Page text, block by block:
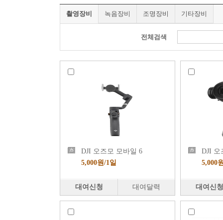
촬영장비 녹음장비 조명장비 기타장비
전체검색
DJI 오즈모 모바일 6
5,000원/1일
대여신청 대여달력
DJI 오
5,000
대여신청